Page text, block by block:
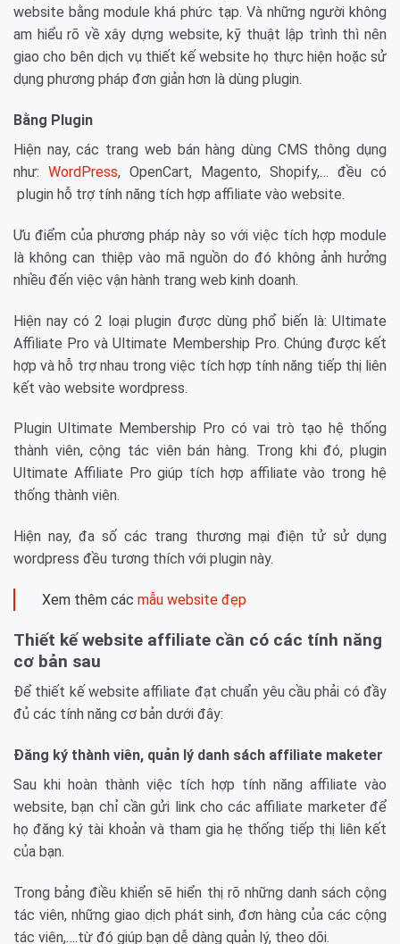
website bằng module khá phức tạp. Và những người không
am hiểu rõ về xây dựng website, kỹ thuật lập trình thì nên
giao cho bên dịch vụ thiết kế website họ thực hiện hoặc sử
dụng phương pháp đơn giản hơn là dùng plugin.
Bằng Plugin
Hiện nay, các trang web bán hàng dùng CMS thông dụng
như: WordPress, OpenCart, Magento, Shopify,… đều có
plugin hỗ trợ tính năng tích hợp affiliate vào website.
Ưu điểm của phương pháp này so với việc tích hợp module
là không can thiệp vào mã nguồn do đó không ảnh hưởng
nhiều đến việc vận hành trang web kinh doanh.
Hiện nay có 2 loại plugin được dùng phổ biến là: Ultimate
Affiliate Pro và Ultimate Membership Pro. Chúng được kết
hợp và hỗ trợ nhau trong việc tích hợp tính năng tiếp thị liên
kết vào website wordpress.
Plugin Ultimate Membership Pro có vai trò tạo hệ thống
thành viên, cộng tác viên bán hàng. Trong khi đó, plugin
Ultimate Affiliate Pro giúp tích hợp affiliate vào trong hệ
thống thành viên.
Hiện nay, đa số các trang thương mại điện tử sử dụng
wordpress đều tương thích với plugin này.
Xem thêm các mẫu website đẹp
Thiết kế website affiliate cần có các tính năng
cơ bản sau
Để thiết kế website affiliate đạt chuẩn yêu cầu phải có đầy
đủ các tính năng cơ bản dưới đây:
Đăng ký thành viên, quản lý danh sách affiliate maketer
Sau khi hoàn thành việc tích hợp tính năng affiliate vào
website, bạn chỉ cần gửi link cho các affiliate marketer để
họ đăng ký tài khoản và tham gia hẹ thống tiếp thị liên kết
của bạn.
Trong bảng điều khiển sẽ hiển thị rõ những danh sách cộng
tác viên, những giao dịch phát sinh, đơn hàng của các cộng
tác viên,….từ đó giúp bạn dễ dàng quản lý, theo dõi.